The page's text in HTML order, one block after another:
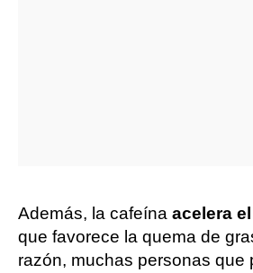
Además, la cafeína acelera
que favorece la quema de
razón, muchas personas que